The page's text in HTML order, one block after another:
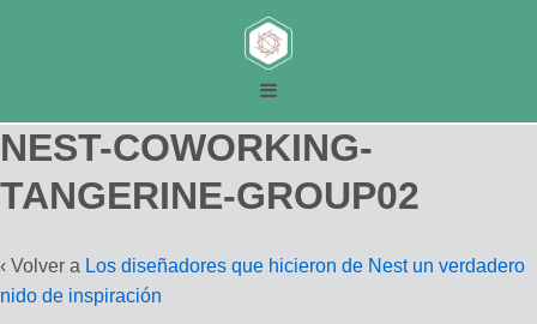
NEST-COWORKING-
TANGERINE-GROUP02
‹ Volver a Los diseñadores que hicieron de Nest un verdadero
nido de inspiración